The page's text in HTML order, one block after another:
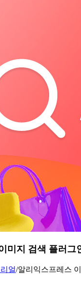
미지 검색 플러그
얼/알리익스프레스